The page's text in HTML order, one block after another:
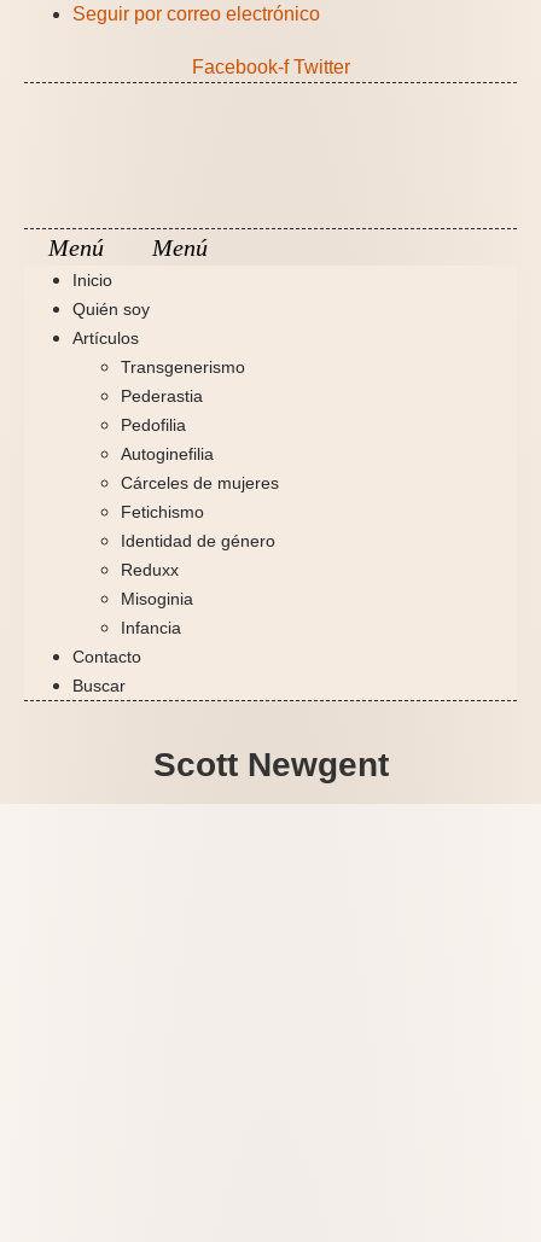
Seguir por correo electrónico
Facebook-f Twitter
Inicio
Quién soy
Artículos
Transgenerismo
Pederastia
Pedofilia
Autoginefilia
Cárceles de mujeres
Fetichismo
Identidad de género
Reduxx
Misoginia
Infancia
Contacto
Buscar
Scott Newgent